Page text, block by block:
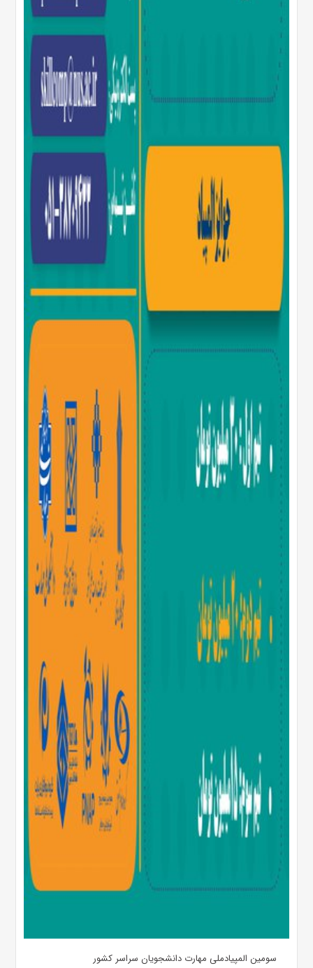
سومین المپیادملی مهارت دانشجویان سراسر کشور